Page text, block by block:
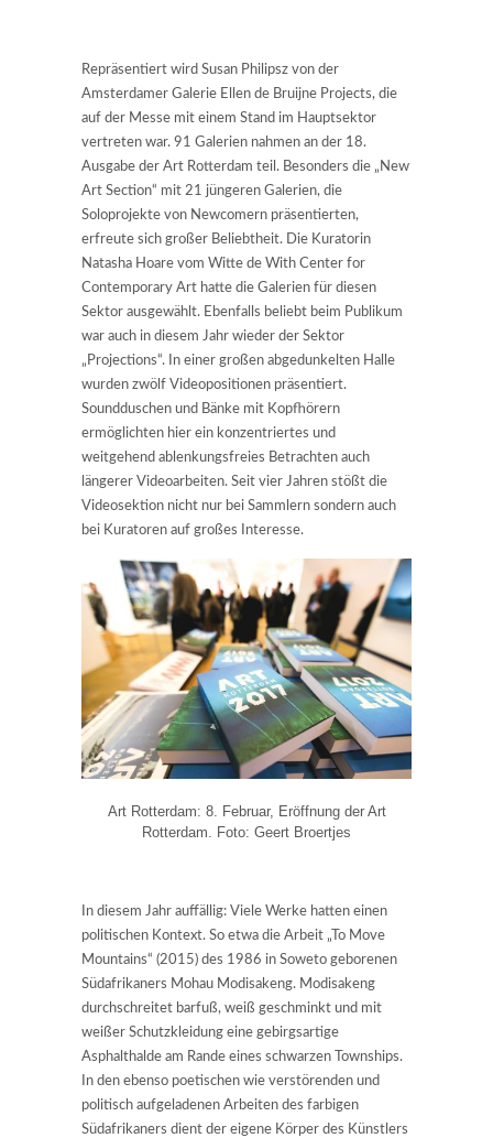
Repräsentiert wird Susan Philipsz von der
Amsterdamer Galerie Ellen de Bruijne Projects, die
auf der Messe mit einem Stand im Hauptsektor
vertreten war. 91 Galerien nahmen an der 18.
Ausgabe der Art Rotterdam teil. Besonders die „New
Art Section“ mit 21 jüngeren Galerien, die
Soloprojekte von Newcomern präsentierten,
erfreute sich großer Beliebtheit. Die Kuratorin
Natasha Hoare vom Witte de With Center for
Contemporary Art hatte die Galerien für diesen
Sektor ausgewählt. Ebenfalls beliebt beim Publikum
war auch in diesem Jahr wieder der Sektor
„Projections“. In einer großen abgedunkelten Halle
wurden zwölf Videopositionen präsentiert.
Soundduschen und Bänke mit Kopfhörern
ermöglichten hier ein konzentriertes und
weitgehend ablenkungsfreies Betrachten auch
längerer Videoarbeiten. Seit vier Jahren stößt die
Videosektion nicht nur bei Sammlern sondern auch
bei Kuratoren auf großes Interesse.
Art Rotterdam: 8. Februar, Eröffnung der Art
Rotterdam. Foto: Geert Broertjes
In diesem Jahr auffällig: Viele Werke hatten einen
politischen Kontext. So etwa die Arbeit „To Move
Mountains“ (2015) des 1986 in Soweto geborenen
Südafrikaners Mohau Modisakeng. Modisakeng
durchschreitet barfuß, weiß geschminkt und mit
weißer Schutzkleidung eine gebirgsartige
Asphalthalde am Rande eines schwarzen Townships.
In den ebenso poetischen wie verstörenden und
politisch aufgeladenen Arbeiten des farbigen
Südafrikaners dient der eigene Körper des Künstlers